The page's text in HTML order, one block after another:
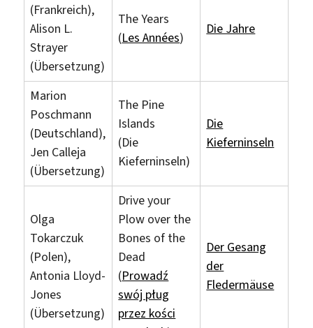
(Frankreich),
Alison L.
Strayer
(Übersetzung)
The Years
(Les Années)
Die Jahre
Marion
Poschmann
(Deutschland),
Jen Calleja
(Übersetzung)
The Pine
Islands
(Die
Kieferninseln)
Die
Kieferninseln
Olga
Tokarczuk
(Polen),
Antonia Lloyd-
Jones
(Übersetzung)
Drive your
Plow over the
Bones of the
Dead
(Prowadź
swój pług
przez kości
Der Gesang
der
Fledermäuse